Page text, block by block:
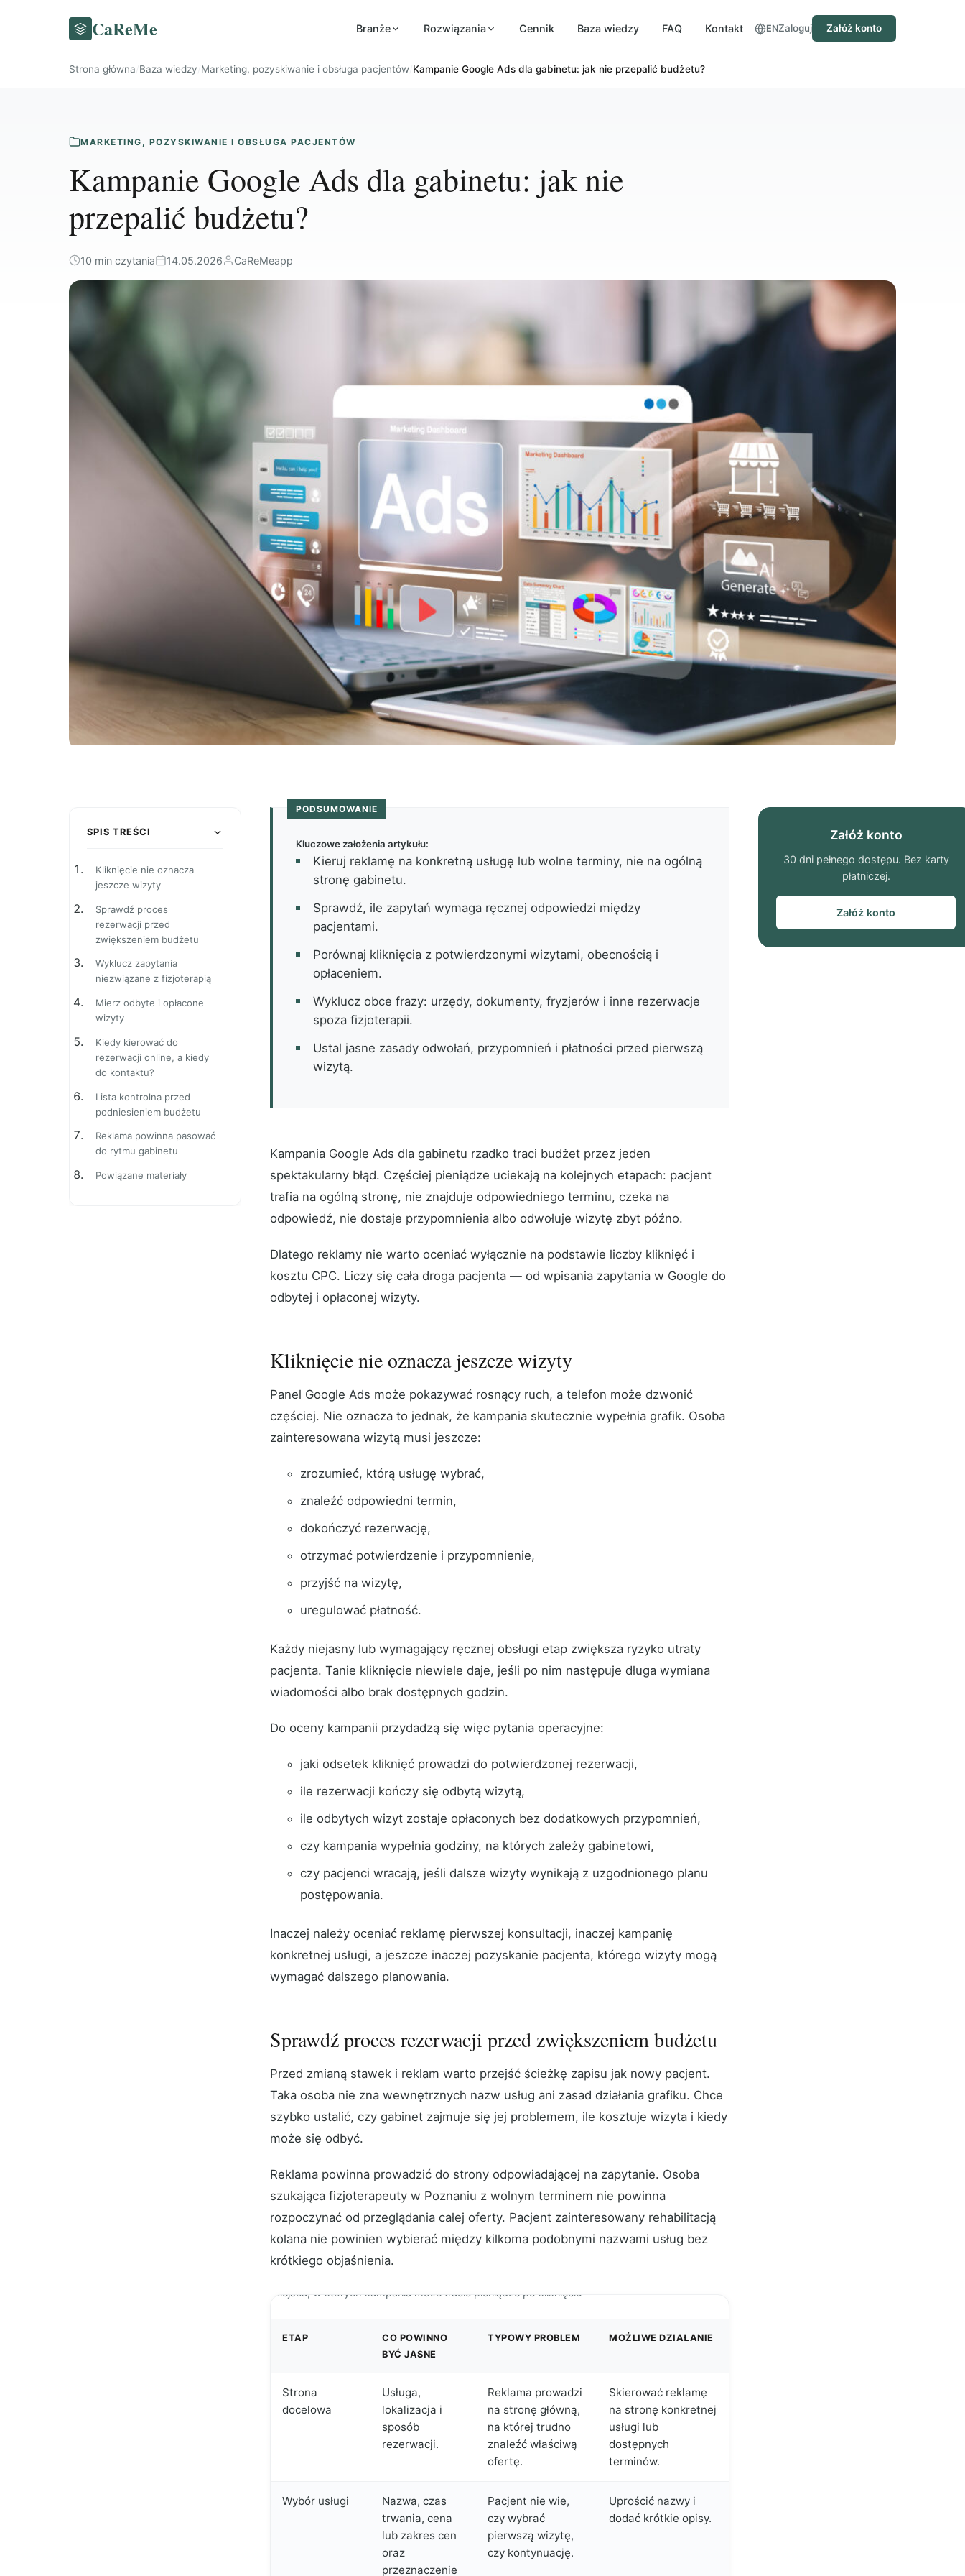
CaReMe Branże Rozwiązania Cennik Baza wiedzy FAQ Kontakt ENZaloguj Załóż konto
Strona główna Baza wiedzy Marketing, pozyskiwanie i obsługa pacjentów Kampanie Google Ads dla gabinetu: jak nie przepalić budżetu?
MARKETING, POZYSKIWANIE I OBSŁUGA PACJENTÓW
Kampanie Google Ads dla gabinetu: jak nie
przepalić budżetu?
10 min czytania 14.05.2026 CaReMeapp
SPIS TREŚCI
Kliknięcie nie oznacza
jeszcze wizyty
Sprawdź proces
rezerwacji przed
zwiększeniem budżetu
Wyklucz zapytania
niezwiązane z fizjoterapią
Mierz odbyte i opłacone
wizyty
Kiedy kierować do
rezerwacji online, a kiedy
do kontaktu?
Lista kontrolna przed
podniesieniem budżetu
Reklama powinna pasować
do rytmu gabinetu
Powiązane materiały
PODSUMOWANIE
Kluczowe założenia artykułu:
Kieruj reklamę na konkretną usługę lub wolne terminy, nie na ogólną
stronę gabinetu.
Sprawdź, ile zapytań wymaga ręcznej odpowiedzi między
pacjentami.
Porównaj kliknięcia z potwierdzonymi wizytami, obecnością i
opłaceniem.
Wyklucz obce frazy: urzędy, dokumenty, fryzjerów i inne rezerwacje
spoza fizjoterapii.
Ustal jasne zasady odwołań, przypomnień i płatności przed pierwszą
wizytą.
Kampania Google Ads dla gabinetu rzadko traci budżet przez jeden
spektakularny błąd. Częściej pieniądze uciekają na kolejnych etapach: pacjent
trafia na ogólną stronę, nie znajduje odpowiedniego terminu, czeka na
odpowiedź, nie dostaje przypomnienia albo odwołuje wizytę zbyt późno.
Dlatego reklamy nie warto oceniać wyłącznie na podstawie liczby kliknięć i
kosztu CPC. Liczy się cała droga pacjenta — od wpisania zapytania w Google do
odbytej i opłaconej wizyty.
Kliknięcie nie oznacza jeszcze wizyty
Panel Google Ads może pokazywać rosnący ruch, a telefon może dzwonić
częściej. Nie oznacza to jednak, że kampania skutecznie wypełnia grafik. Osoba
zainteresowana wizytą musi jeszcze:
zrozumieć, którą usługę wybrać,
znaleźć odpowiedni termin,
dokończyć rezerwację,
otrzymać potwierdzenie i przypomnienie,
przyjść na wizytę,
uregulować płatność.
Każdy niejasny lub wymagający ręcznej obsługi etap zwiększa ryzyko utraty
pacjenta. Tanie kliknięcie niewiele daje, jeśli po nim następuje długa wymiana
wiadomości albo brak dostępnych godzin.
Do oceny kampanii przydadzą się więc pytania operacyjne:
jaki odsetek kliknięć prowadzi do potwierdzonej rezerwacji,
ile rezerwacji kończy się odbytą wizytą,
ile odbytych wizyt zostaje opłaconych bez dodatkowych przypomnień,
czy kampania wypełnia godziny, na których zależy gabinetowi,
czy pacjenci wracają, jeśli dalsze wizyty wynikają z uzgodnionego planu
postępowania.
Inaczej należy oceniać reklamę pierwszej konsultacji, inaczej kampanię
konkretnej usługi, a jeszcze inaczej pozyskanie pacjenta, którego wizyty mogą
wymagać dalszego planowania.
Sprawdź proces rezerwacji przed zwiększeniem budżetu
Przed zmianą stawek i reklam warto przejść ścieżkę zapisu jak nowy pacjent.
Taka osoba nie zna wewnętrznych nazw usług ani zasad działania grafiku. Chce
szybko ustalić, czy gabinet zajmuje się jej problemem, ile kosztuje wizyta i kiedy
może się odbyć.
Reklama powinna prowadzić do strony odpowiadającej na zapytanie. Osoba
szukająca fizjoterapeuty w Poznaniu z wolnym terminem nie powinna
rozpoczynać od przeglądania całej oferty. Pacjent zainteresowany rehabilitacją
kolana nie powinien wybierać między kilkoma podobnymi nazwami usług bez
krótkiego objaśnienia.
Miejsca, w których kampania może tracić pieniądze po kliknięciu
ETAP
CO POWINNO
BYĆ JASNE
TYPOWY PROBLEM MOŻLIWE DZIAŁANIE
Strona
docelowa
Usługa,
lokalizacja i
sposób
rezerwacji.
Reklama prowadzi
na stronę główną,
na której trudno
znaleźć właściwą
ofertę.
Skierować reklamę
na stronę konkretnej
usługi lub
dostępnych
terminów.
Wybór usługi
Nazwa, czas
trwania, cena
lub zakres cen
oraz
przeznaczenie
Pacjent nie wie,
czy wybrać
pierwszą wizytę,
czy kontynuację.
Uprościć nazwy i
dodać krótkie opisy.
Załóż konto
30 dni pełnego dostępu. Bez karty
płatniczej.
Załóż konto